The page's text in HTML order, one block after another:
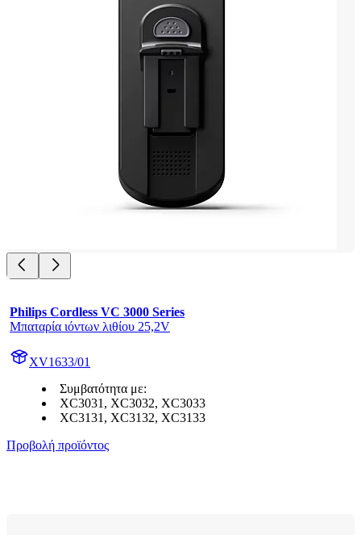
Philips Cordless VC 3000 Series
Μπαταρία ιόντων λιθίου 25,2V
XV1633/01
Συμβατότητα με:
XC3031, XC3032, XC3033
XC3131, XC3132, XC3133
Προβολή προϊόντος